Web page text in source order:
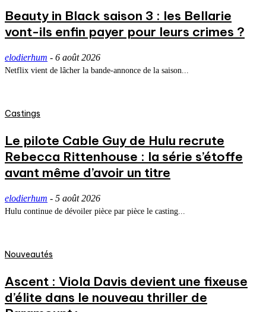
Beauty in Black saison 3 : les Bellarie
vont-ils enfin payer pour leurs crimes ?
elodierhum - 6 août 2026
Netflix vient de lâcher la bande-annonce de la saison...
Castings
Le pilote Cable Guy de Hulu recrute
Rebecca Rittenhouse : la série s’étoffe
avant même d’avoir un titre
elodierhum - 5 août 2026
Hulu continue de dévoiler pièce par pièce le casting...
Nouveautés
Ascent : Viola Davis devient une fixeuse
d’élite dans le nouveau thriller de